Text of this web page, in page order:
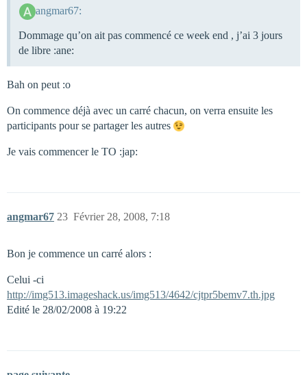
angmar67:
Dommage qu’on ait pas commencé ce week end , j’ai 3 jours
de libre :ane:
Bah on peut :o
On commence déjà avec un carré chacun, on verra ensuite les
participants pour se partager les autres
Je vais commencer le TO :jap:
angmar67 Février 28, 2008, 7:18
23
Bon je commence un carré alors :
Celui -ci
http://img513.imageshack.us/img513/4642/cjtpr5bemv7.th.jpg
Edité le 28/02/2008 à 19:22